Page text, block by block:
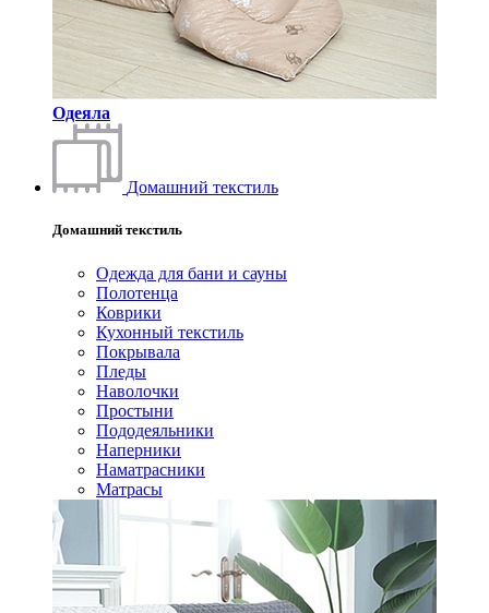
Одеяла
Домашний текстиль
Домашний текстиль
Одежда для бани и сауны
Полотенца
Коврики
Кухонный текстиль
Покрывала
Пледы
Наволочки
Простыни
Пододеяльники
Наперники
Наматрасники
Матрасы